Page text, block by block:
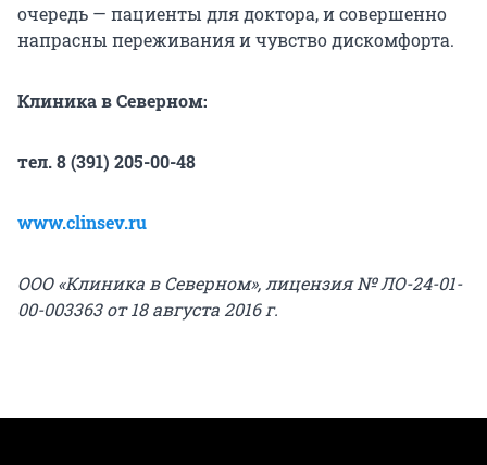
очередь — пациенты для доктора, и совершенно
напрасны переживания и чувство дискомфорта.
Клиника в Северном:
тел. 8 (391) 205-00-48
www.clinsev.ru
ООО «Клиника в Северном», лицензия № ЛО-24-01-
00-003363 от 18 августа 2016 г.